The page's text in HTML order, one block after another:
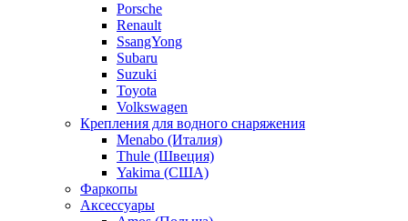
Porsche
Renault
SsangYong
Subaru
Suzuki
Toyota
Volkswagen
Крепления для водного снаряжения
Menabo (Италия)
Thule (Швеция)
Yakima (США)
Фаркопы
Аксессуары